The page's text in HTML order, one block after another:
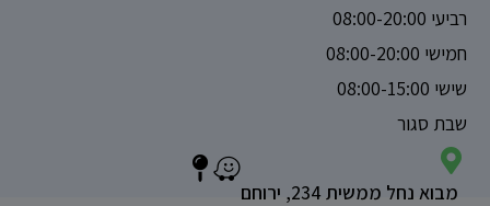
רביעי 08:00-20:00
חמישי 08:00-20:00
שישי 08:00-15:00
שבת סגור
מבוא נחל ממשית 234, ירוחם